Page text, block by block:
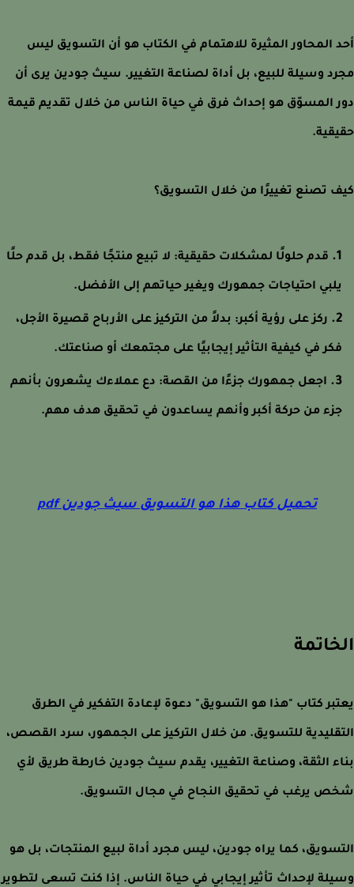
المحاور المثيرة للاهتمام في الكتاب هو أن التسويق ليس
وسيلة للبيع، بل أداة لصناعة التغيير. سيث جودين يرى أن
المسوّق هو إحداث فرق في حياة الناس من خلال تقديم قيمة
تصنع تغييرًا من خلال التسويق؟
قدم حلولًا لمشكلات حقيقية:لا تبيع منتجًا فقط، بل قدم حلًا
احتياجات جمهورك ويغير حياتهم إلى الأفضل.
ركز على رؤية أكبر:بدلاً من التركيز على الأرباح قصيرة الأجل،
في كيفية التأثير إيجابيًا على مجتمعك أو صناعتك.
اجعل جمهورك جزءًا من القصة:دع عملاءك يشعرون بأنهم
من حركة أكبر وأنهم يساعدون في تحقيق هدف مهم.
تحميل كتاب هذا هو التسويق سيث جودين pdf
كتاب "هذا هو التسويق" دعوة لإعادة التفكير في الطرق
للتسويق. من خلال التركيز على الجمهور، سرد القصص،
الثقة، وصناعة التغيير، يقدم سيث جودين خارطة طريق لأي
يرغب في تحقيق النجاح في مجال التسويق.
كما يراه جودين، ليس مجرد أداة لبيع المنتجات، بل هو
لإحداث تأثير إيجابي في حياة الناس. إذا كنت تسعى لتطوير